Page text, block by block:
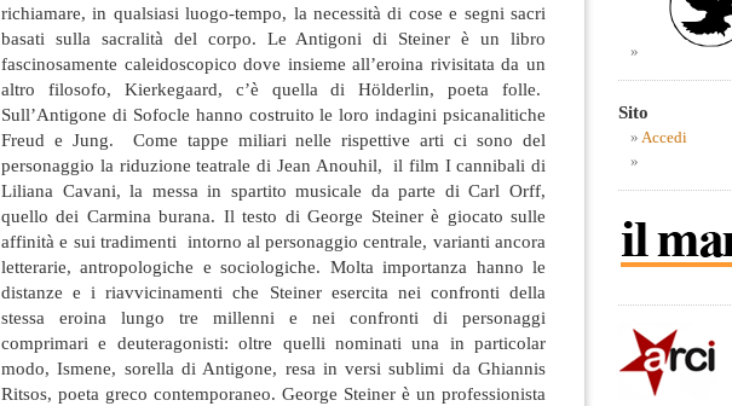
richiamare, in qualsiasi luogo-tempo, la necessità di cose e segni sacri
basati sulla sacralità del corpo. Le Antigoni di Steiner è un libro
fascinosamente caleidoscopico dove insieme all’eroina rivisitata da un
altro filosofo, Kierkegaard, c’è quella di Hölderlin, poeta folle.
Sull’Antigone di Sofocle hanno costruito le loro indagini psicanalitiche
Freud e Jung. Come tappe miliari nelle rispettive arti ci sono del
personaggio la riduzione teatrale di Jean Anouhil, il film I cannibali di
Liliana Cavani, la messa in spartito musicale da parte di Carl Orff,
quello dei Carmina burana. Il testo di George Steiner è giocato sulle
affinità e sui tradimenti intorno al personaggio centrale, varianti ancora
letterarie, antropologiche e sociologiche. Molta importanza hanno le
distanze e i riavvicinamenti che Steiner esercita nei confronti della
stessa eroina lungo tre millenni e nei confronti di personaggi
comprimari e deuteragonisti: oltre quelli nominati una in particolar
modo, Ismene, sorella di Antigone, resa in versi sublimi da Ghiannis
Ritsos, poeta greco contemporaneo. George Steiner è un professionista
Sito
Accedi